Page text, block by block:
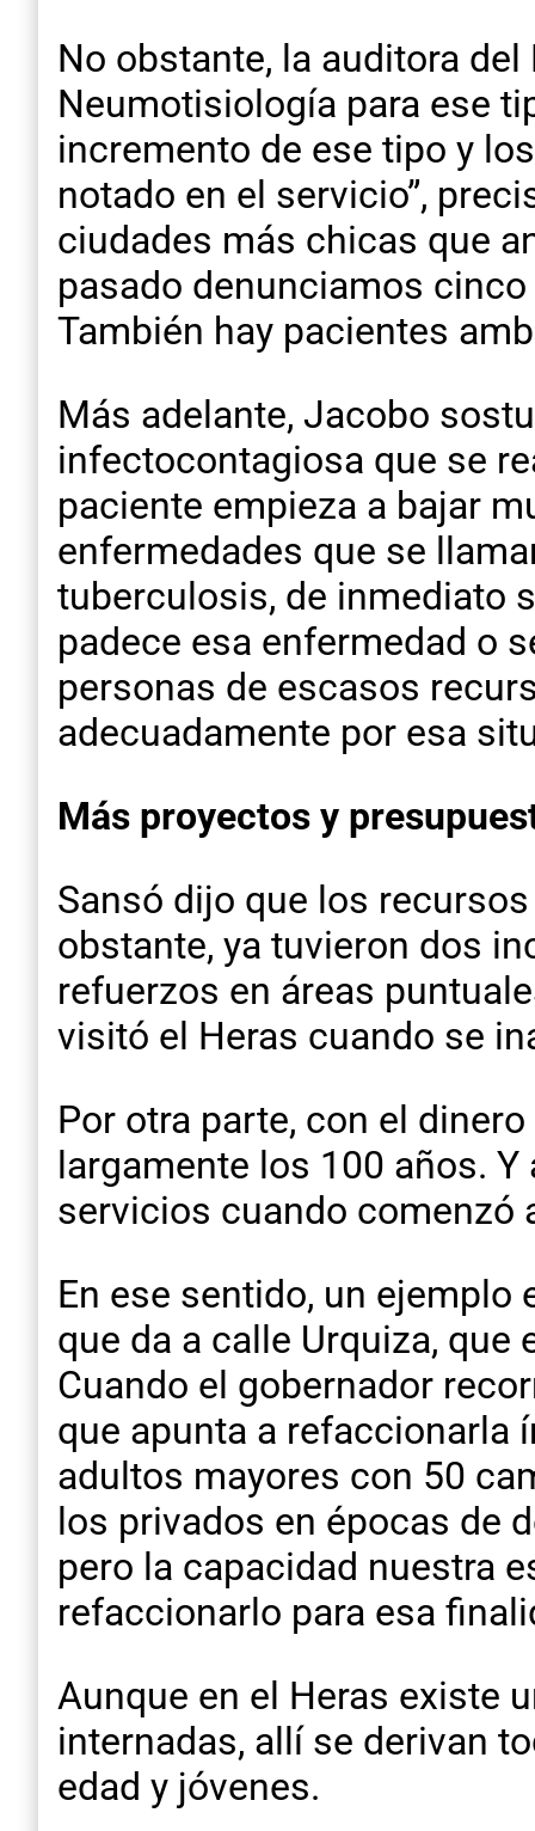
No obstante, la auditora
Neumotisiología para ese
incremento de ese tipo y
notado en el servicio”,
ciudades más chicas que
pasado denunciamos
También hay pacientes
Más adelante, Jacobo
infectocontagiosa que se
paciente empieza a bajar
enfermedades que se
tuberculosis, de inmediato
padece esa enfermedad o
personas de escasos
adecuadamente por esa
Más proyectos y
Sansó dijo que los
obstante, ya tuvieron dos
refuerzos en áreas
visitó el Heras cuando se
Por otra parte, con el
largamente los 100 años.
servicios cuando comenzó
En ese sentido, un ejemplo
que da a calle Urquiza,
Cuando el gobernador
que apunta a refaccionarla
adultos mayores con 50
los privados en épocas de
pero la capacidad nuestra
refaccionarlo para esa
Aunque en el Heras existe
internadas, allí se derivan
edad y jóvenes.